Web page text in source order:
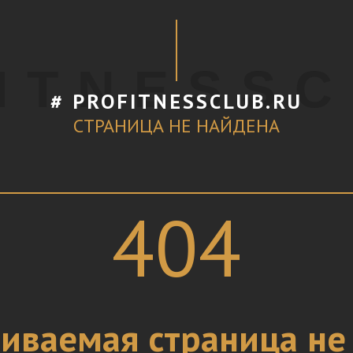
404
страница
N E S S C
СТРАНИЦА НЕ НАЙДЕНА
# PROFITNESSCLUB.RU